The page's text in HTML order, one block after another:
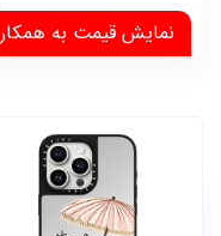
نمایش قیمت به همکار